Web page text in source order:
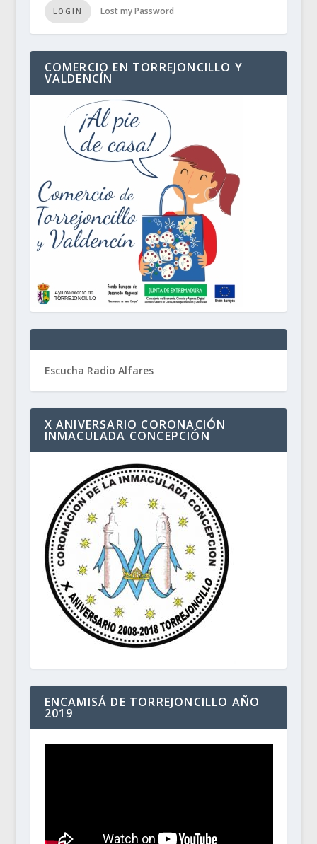
LOGIN Lost my Password
COMERCIO EN TORREJONCILLO Y
VALDENCÍN
Escucha Radio Alfares
X ANIVERSARIO CORONACIÓN
INMACULADA CONCEPCIÓN
ENCAMISÁ DE TORREJONCILLO AÑO
2019